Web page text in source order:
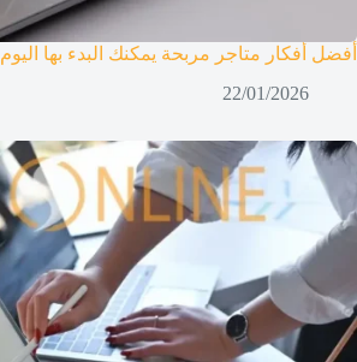
أفضل أفكار متاجر مربحة يمكنك البدء بها اليوم
22/01/2026